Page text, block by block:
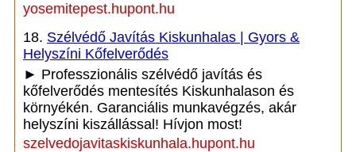
yosemitepest.hupont.hu
18. Szélvédő Javítás Kiskunhalas | Gyors &
Helyszíni Kőfelverődés
► Professzionális szélvédő javítás és
kőfelverődés mentesítés Kiskunhalason és
környékén. Garanciális munkavégzés, akár
helyszíni kiszállással! Hívjon most!
szelvedojavitaskiskunhala.hupont.hu